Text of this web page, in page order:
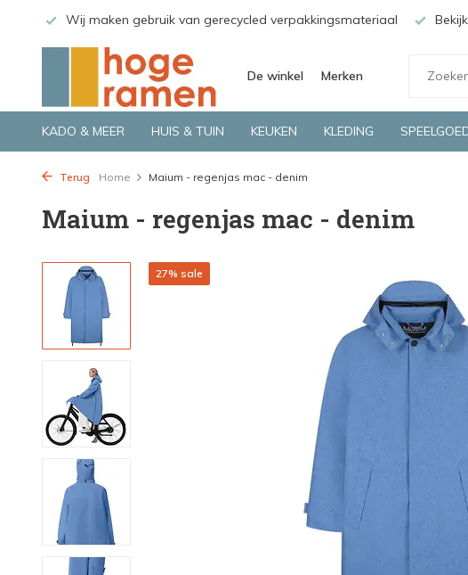
Wij maken gebruik van gerecycled verpakkingsmateriaal
De winkel Merken
KADO & MEER HUIS & TUIN KEUKEN KLEDING
Terug Home Maium - regenjas mac - denim
Maium - regenjas mac - denim
27% sale